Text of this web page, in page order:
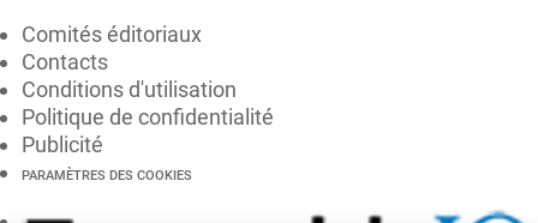
Comités éditoriaux
Contacts
Conditions d'utilisation
Politique de confidentialité
Publicité
PARAMÈTRES DES COOKIES